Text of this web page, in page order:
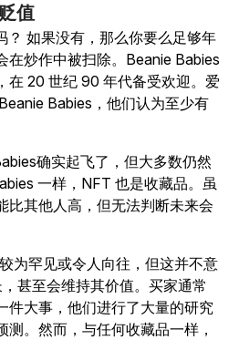
值
？ 如果没有，那么你要么足够年
在炒作中被扫除。Beanie Babies
在 20 世纪 90 年代备受欢迎。爱
Babies，他们认为至少有
确实起飞了，但大多数仍然
一样，NFT 也是收藏品。虽
比其他人高，但无法判断未来会
为罕见或令人向往，但这并不意
甚至会维持其价值。买家通常
件大事，他们进行了大量的研究
。然而，与任何收藏品一样，